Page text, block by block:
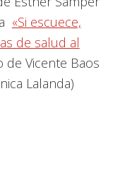
«Si escuece,
de salud al
de Vicente Baos
Lalanda)